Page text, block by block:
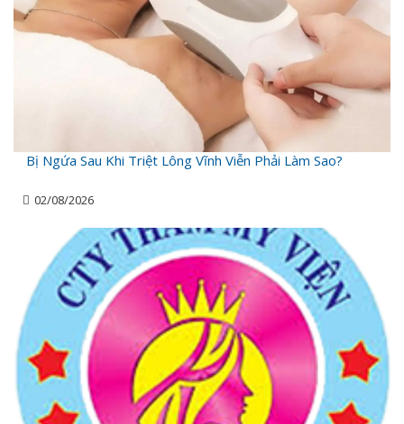
Bị Ngứa Sau Khi Triệt Lông Vĩnh Viễn Phải Làm Sao?
02/08/2026